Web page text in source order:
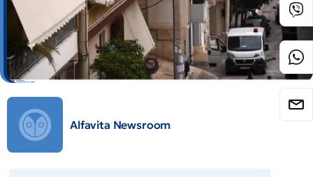
Alfavita Newsroom